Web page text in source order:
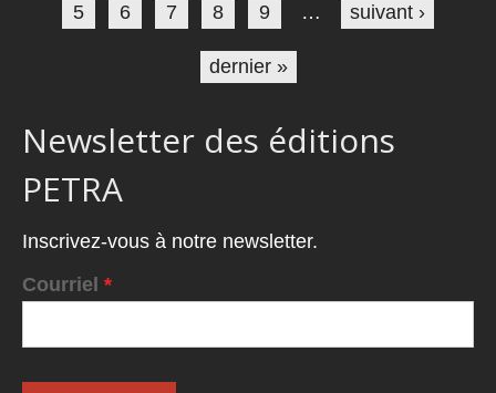
5 6 7 8 9 … suivant ›
dernier »
Newsletter des éditions
PETRA
Inscrivez-vous à notre newsletter.
Courriel *